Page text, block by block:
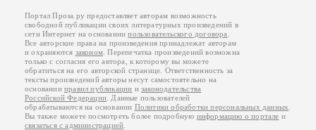
Портал Проза.ру предоставляет авторам возможность
свободной публикации своих литературных произведений в
сети Интернет на основаниипользовательского договора
Все авторские права на произведения принадлежат авторам
и охраняются законом . Перепечатка произведений возможна
только с согласия его автора, к которому вы можете
обратиться на его авторской странице. Ответственность за
тексты произведений авторы несут самостоятельно на
основанииправил публикации изаконодательства
Российской Федерации . Данные пользователей
обрабатываются на основании Политики обработки персональных данных
Вы также можете посмотреть более подробную информацию о портале и
связаться с администрацией